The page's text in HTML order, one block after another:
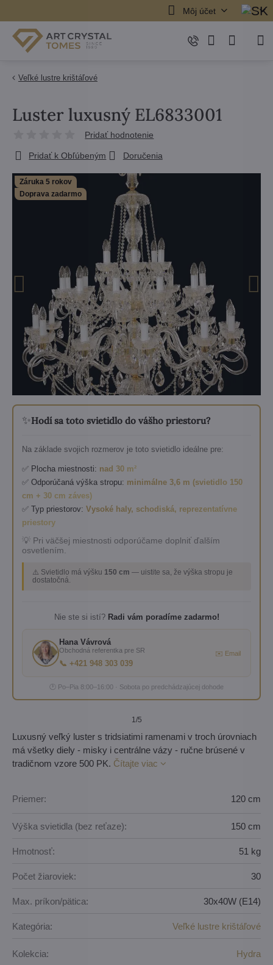
Môj účet
Veľké lustre krištáľové
Záruka 5 rokov
Doprava zadarmo
✨Hodí sa toto svietidlo do vášho priestoru?
Na základe svojich rozmerov je toto svietidlo ideálne pre:
✅ Plocha miestnosti: nad 30 m²
✅ Odporúčaná výška stropu: minimálne 3,6 m (svietidlo 150
cm + 30 cm záves)
✅ Typ priestorov: Vysoké haly, schodiská, reprezentatívne
priestory
💡 Pri väčšej miestnosti odporúčame doplniť ďalším
osvetlením.
⚠️ Svietidlo má výšku 150 cm — uistite sa, že výška stropu je
dostatočná.
Nie ste si istí? Radi vám poradíme zadarmo!
Hana Vávrová
Obchodná referentka pre SR
📞 +421 948 303 039
✉️ Email
🕐 Po–Pia 8:00–16:00 · Sobota po predchádzajúcej dohode
1/5
Luster luxusný EL6833001
Pridať hodnotenie
Pridať k Obľúbeným Doručenia
Luxusný veľký luster s tridsiatimi ramenami v troch úrovniach
má všetky diely - misky i centrálne vázy - ručne brúsené v
tradičnom vzore 500 PK. Čítajte viac
Priemer: 120 cm
Výška svietidla (bez reťaze): 150 cm
Hmotnosť: 51 kg
Počet žiaroviek: 30
Max. príkon/pätica: 30x40W (E14)
Kategória: Veľké lustre krištáľové
Kolekcia: Hydra